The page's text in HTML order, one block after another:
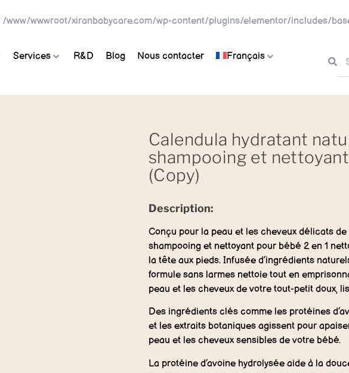
/www/wwwroot/xiranbabycare.com/wp-content/plugins/elementor/includes/
Services R&D Blog Nous contacter Français
Calendula hydratant
shampooing et
(Copy)
Description:
Conçu pour la peau et les cheveux délicats
shampooing et nettoyant pour bébé 2 en 1
la tête aux pieds. Infusée d’ingrédients
formule sans larmes nettoie tout en
peau et les cheveux de votre tout-petit doux,
Des ingrédients clés comme les protéines
et les extraits botaniques agissent pour
peau et les cheveux sensibles de votre bébé.
La protéine d’avoine hydrolysée aide à la